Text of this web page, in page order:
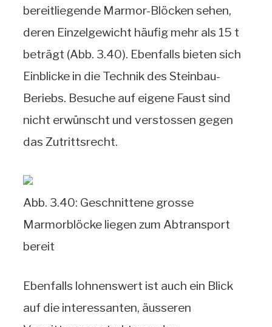
bereitliegende Marmor-Blöcken sehen,
deren Einzelgewicht häufig mehr als 15 t
beträgt (Abb. 3.40). Ebenfalls bieten sich
Einblicke in die Technik des Steinbau-
Beriebs. Besuche auf eigene Faust sind
nicht erwünscht und verstossen gegen
das Zutrittsrecht.
Abb. 3.40: Geschnittene grosse
Marmorblöcke liegen zum Abtransport
bereit
Ebenfalls lohnenswert ist auch ein Blick
auf die interessanten, äusseren